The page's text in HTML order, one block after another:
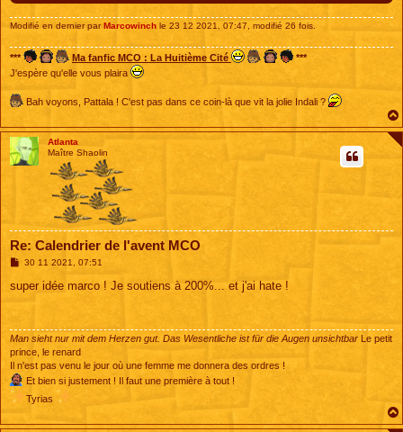
Modifié en dernier parMarcowinch le 23 12 2021, 07:47, modifié 26 fois.
*** Ma fanfic MCO : La Huitième Cité
***
J'espère qu'elle vous plaira
Bah voyons, Pattala ! C'est pas dans ce coin-là que vit la jolie Indali ?
Atlanta
Maître Shaolin
Re: Calendrier de l'avent MCO
M
s
s
30 11 2021, 07:51
super idée marco ! Je soutiens à 200%... et j'ai hate !
Man sieht nur mit dem Herzen gut. Das Wesentliche ist für die Augen unsichtbar Le petit
prince, le renard
Il n'est pas venu le jour où une femme me donnera des ordres !
Et bien si justement ! Il faut une première à tout !
Tyrias